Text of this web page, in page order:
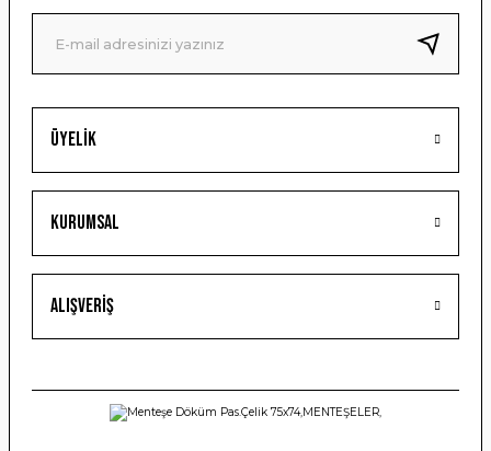
Ürün fiyatı diğer sitelerden daha pahalı.
Bu ürüne benzer farklı alternatifler olmalı.
Gönder
Üyelik
Kurumsal
Alışveriş